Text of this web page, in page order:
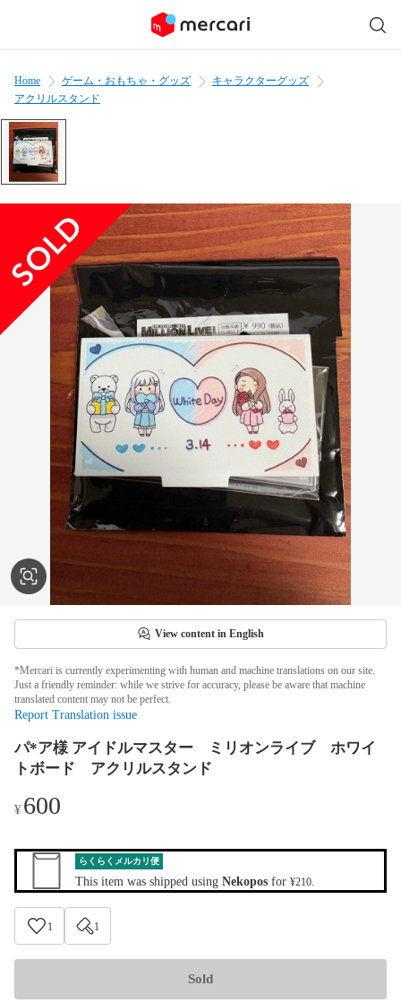
Home ゲーム・おもちゃ・グッズ
キャラクターグッズ
アクリルスタンド
View content in English
*Mercari is currently experimenting with human and machine translations on our site.
Just a friendly reminder: while we strive for accuracy, please be aware that machine
translated content may not be perfect.
Report Translation issue
パ*ア様 アイドルマスター ミリオンライブ ホワイ
トボード アクリルスタンド
¥600
らくらくメルカリ便
This item was shipped using Nekopos for ¥210
1 1
Sold